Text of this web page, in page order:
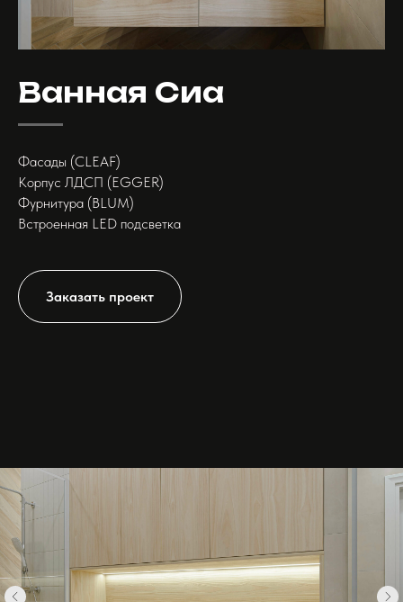
Ванная Сиа
Фасады (CLEAF)
Корпус ЛДСП (EGGER)
Фурнитура (BLUM)
Встроенная LED подсветка
Заказать проект